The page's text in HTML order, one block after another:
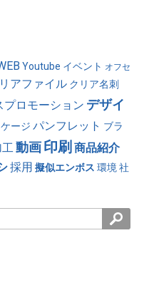
Youtube イベント オフセ
アファイル クリア名刺
プロモーション デザイ
ージ パンフレット ブラ
動画印刷 商品紹介
採用 擬似エンボス 環境 社